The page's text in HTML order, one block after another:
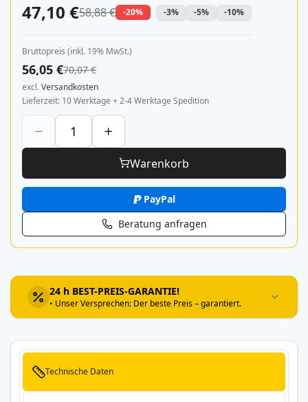
47,10 €58,88 € -20% -3% -5% -10%
Bruttopreis (inkl. 19% MwSt.)
56,05 €70,07 €
excl.Versandkosten
Lieferzeit 10 Werktage + 2-4 Werktage Spedition
Warenkorb
PayPal
Beratung anfragen
24 h BEST-PREIS-GARANTIE!
• Unser Versprechen: Der beste Preis – garantiert.
Technische Daten